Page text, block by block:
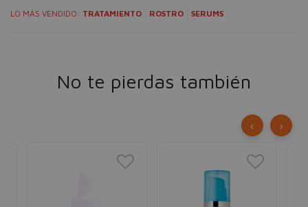
LO MÁS VENDIDO: TRATAMIENTO ROSTRO SERUMS
No te pierdas también
‹ ›